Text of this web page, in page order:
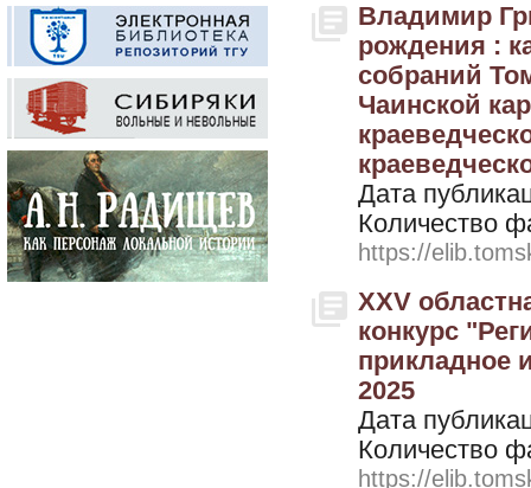
Владимир
рождения :
собраний
Чаинской
Дата
Количество
https://
XXV
конкурс
прикладное
2025
Дата
Количество
https://